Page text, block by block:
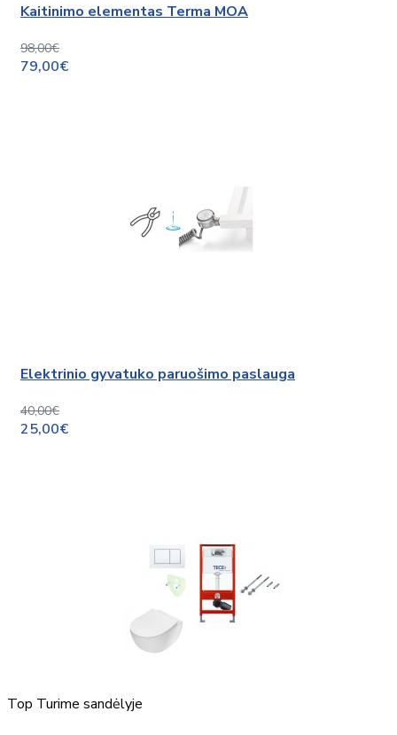
Kaitinimo elementas Terma MOA
98,00€
79,00€
Elektrinio gyvatuko paruošimo paslauga
40,00€
25,00€
Top Turime sandėlyje